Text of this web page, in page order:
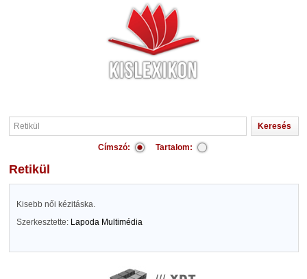
Címszó: Tartalom:
Retikül
Kisebb női kézitáska.
Szerkesztette: Lapoda Multimédia